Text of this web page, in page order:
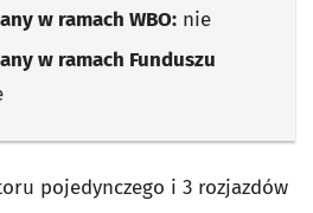
w ramach WBO: nie
w ramach Funduszu
pojedynczego i 3 rozjazdów